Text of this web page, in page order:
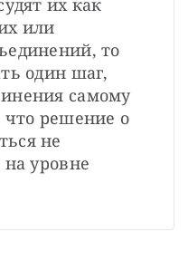
их как
или
то
один шаг,
самому
что решение о
не
уровне